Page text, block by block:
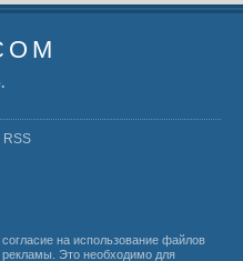
RSS
на использование файлов
рекламы. Это необходимо для